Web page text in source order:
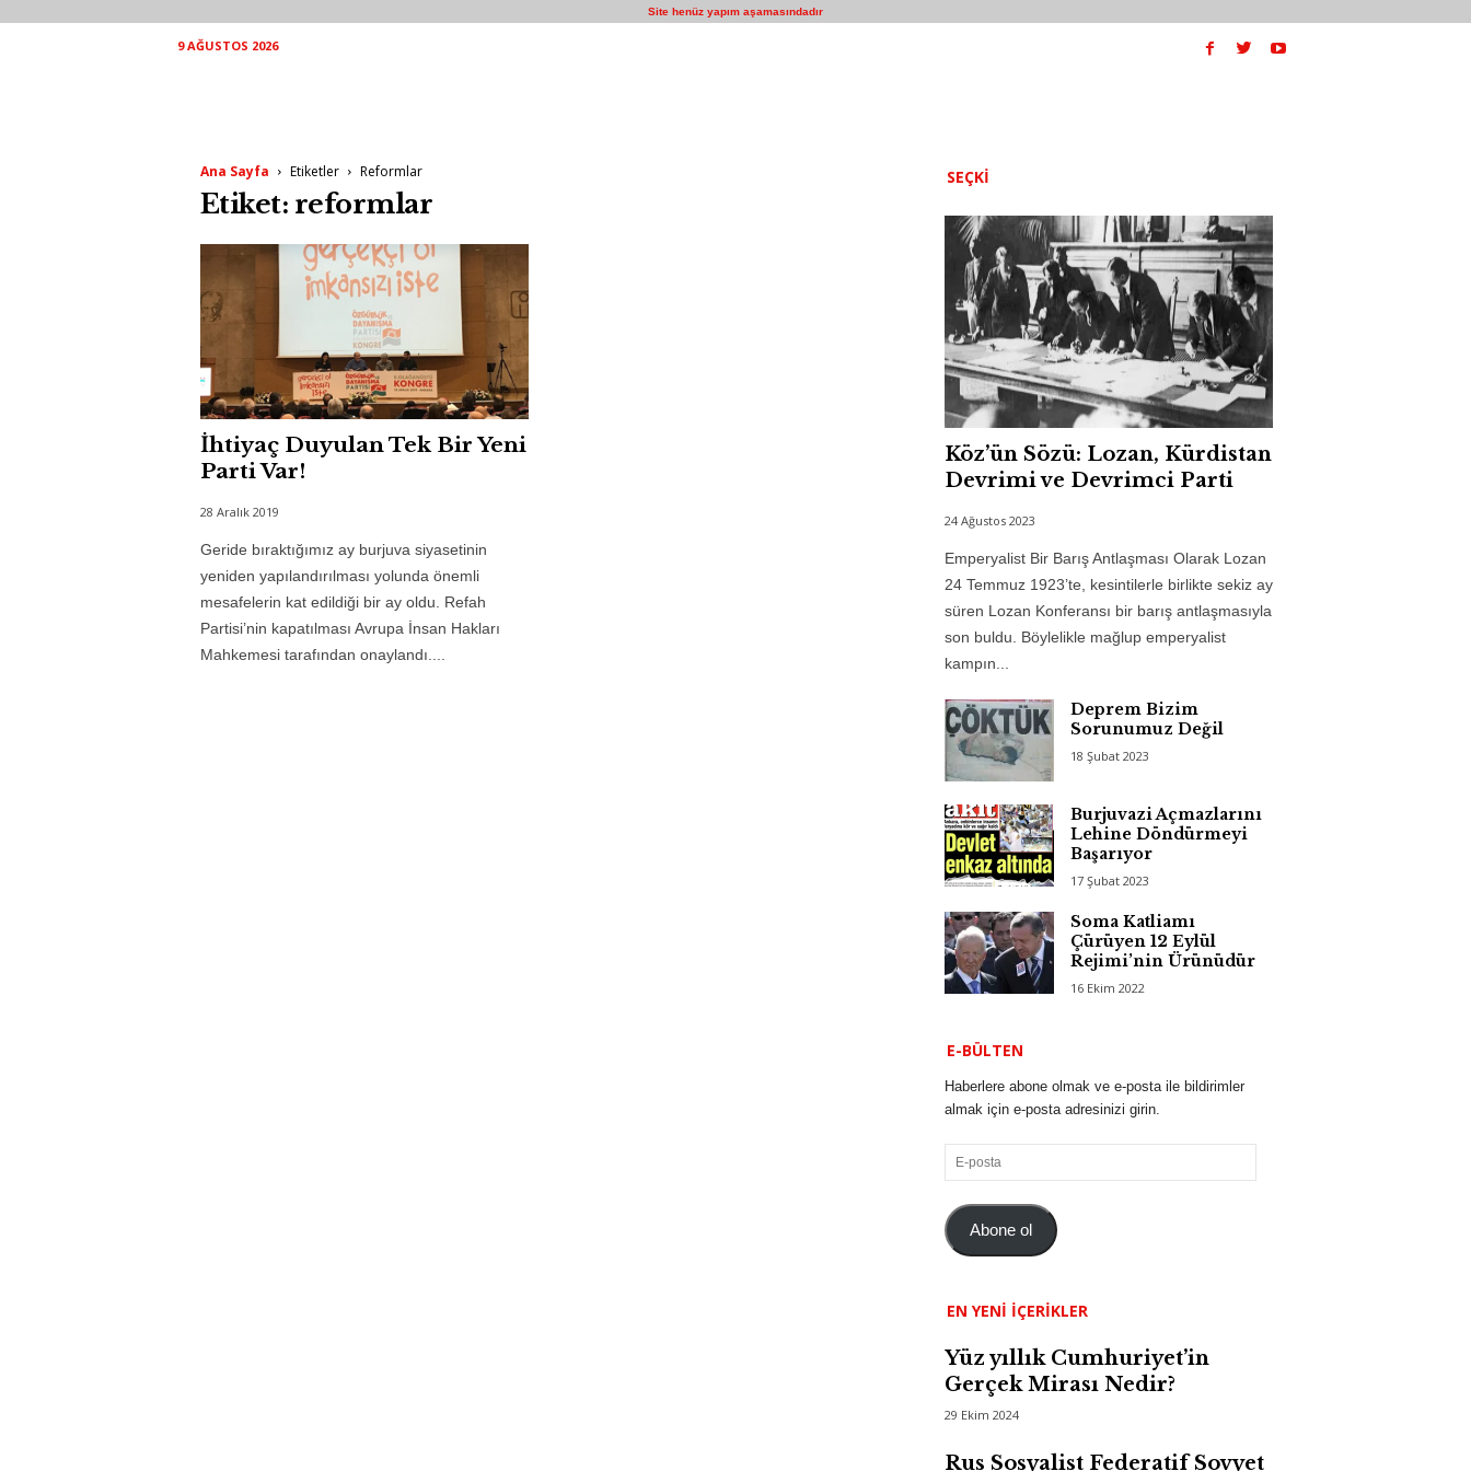
Site henüz yapım aşamasındadır
9 AĞUSTOS 2026
Ana Sayfa Etiketler Reformlar
Etiket: reformlar
İhtiyaç Duyulan Tek Bir Yeni
Parti Var!
28 Aralık 2019
Geride bıraktığımız ay burjuva siyasetinin
yeniden yapılandırılması yolunda önemli
mesafelerin kat edildiği bir ay oldu. Refah
Partisi’nin kapatılması Avrupa İnsan Hakları
Mahkemesi tarafından onaylandı....
SEÇKI
Köz’ün Sözü: Lozan, Kürdistan
Devrimi ve Devrimci Parti
24 Ağustos 2023
Emperyalist Bir Barış Antlaşması Olarak Lozan
24 Temmuz 1923’te, kesintilerle birlikte sekiz ay
süren Lozan Konferansı bir barış antlaşmasıyla
son buldu. Böylelikle mağlup emperyalist
kampın...
Deprem Bizim
Sorunumuz Değil
18 Şubat 2023
Burjuvazi Açmazlarını
Lehine Döndürmeyi
Başarıyor
17 Şubat 2023
Soma Katliamı
Çürüyen 12 Eylül
Rejimi’nin Ürünüdür
16 Ekim 2022
E-BÜLTEN
Haberlere abone olmak ve e-posta ile bildirimler
almak için e-posta adresinizi girin.
E-
posta
Abone ol
EN YENI İÇERIKLER
Yüz yıllık Cumhuriyet’in
Gerçek Mirası Nedir?
29 Ekim 2024
Rus Sosyalist Federatif Sovyet